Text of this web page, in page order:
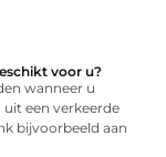
voor u?
wanneer u
een verkeerde
bijvoorbeeld aan